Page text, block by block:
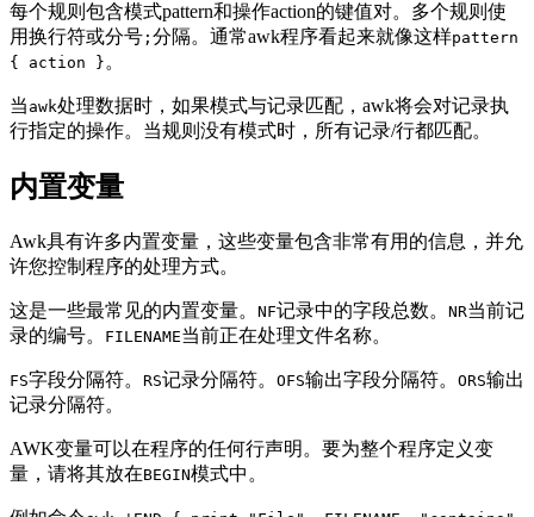
每个规则包含模式pattern和操作action的键值对。多个规则使
用换行符或分号 ; 分隔。通常awk程序看起来就像这样pattern
{ action }。
当 awk处理数据时，如果模式与记录匹配，awk将会对记录执
行指定的操作。当规则没有模式时，所有记录/行都匹配。
内置变量
Awk具有许多内置变量，这些变量包含非常有用的信息，并允
许您控制程序的处理方式。
这是一些最常见的内置变量。 NF记录中的字段总数。 NR当前记
录的编号。
FILENAME当前正在处理文件名称。
FS字段分隔符。 RS记录分隔符。 OFS输出字段分隔符。 ORS输出
记录分隔符。
AWK变量可以在程序的任何行声明。要为整个程序定义变
量，请将其放在BEGIN模式中。